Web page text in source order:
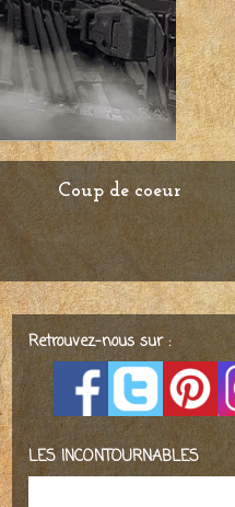
Coup de coeur
Retrouvez-nous sur :
LES INCONTOURNABLES